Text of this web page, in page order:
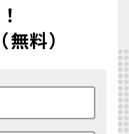
料）